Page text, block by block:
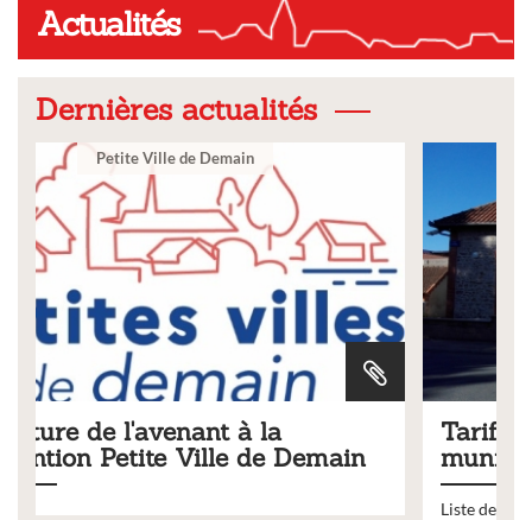
Actualités
Dernières actualités
Tarifs 2026 des services
municipaux
Liste des tarifs 2026 des services municipaux,